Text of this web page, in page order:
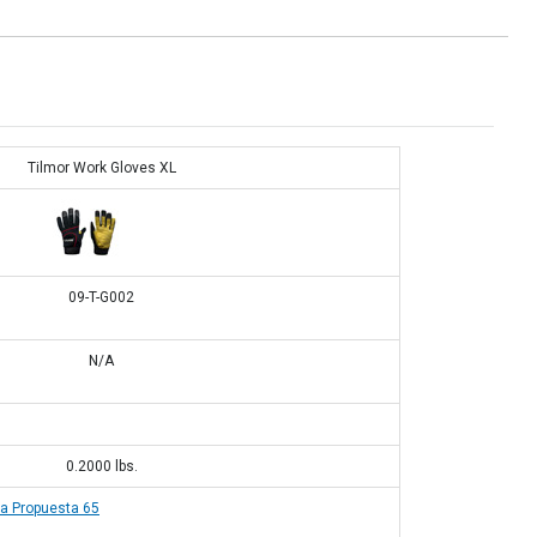
Tilmor Work Gloves XL
09-T-G002
N/A
0.2000 lbs.
Propuesta 65